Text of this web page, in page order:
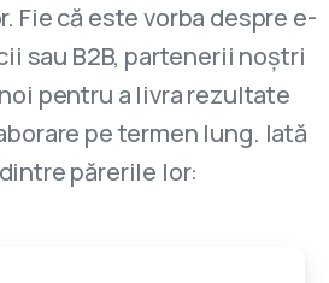
Fie că este vorba despre e-
sau B2B, partenerii noștri
pentru a livra rezultate
pe termen lung. Iată
părerile lor: